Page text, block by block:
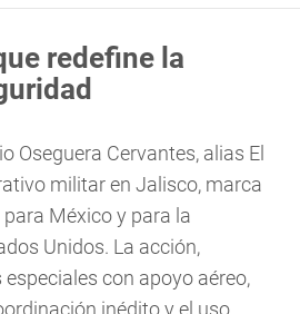
redefine la
Oseguera Cervantes, alias El
militar en Jalisco, marca
México y para la
Unidos. La acción,
con apoyo aéreo,
inédito y el uso